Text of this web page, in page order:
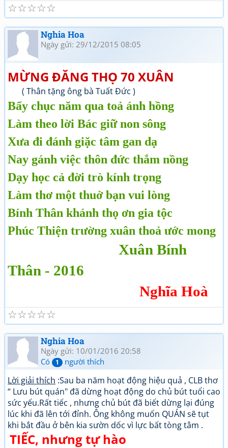
☆
☆
☆
☆
☆
Nghia Hoa
Ngày gửi: 29/12/2015 08:05
MỪNG ĐĂNG THỌ 70 XUÂN
( Thân tặng ông bà Tuất Đức )
Bẩy chục năm qua toả ánh hồng
Làm theo lời Bác giữ non sông
Xưa đi đánh giặc tâm gan dạ
Nay gánh việc thôn đức thắm nồng
Dạy học cả đời trò kính trọng
Làm thơ một thuở bạn vui lòng
Bính Thân khánh thọ ơn gia tộc
Phúc Thiện trường xuân thoả ước mong
Xuân Bính
Thân - 2016
Nghĩa Hoà
☆
☆
☆
☆
☆
Nghia Hoa
Ngày gửi: 10/01/2016 20:58
Có
1 người thích
Lời giải thích :Sau ba năm hoạt động hiệu quả , CLB thơ
“ Lưu bút quán" đã dừng hoạt động do chủ bút tuổi cao
sức yếu.Rất tiếc , nhưng chủ bút đã biết dừng lại đúng
lúc khi đã lên tới đỉnh. Ông không muốn QUÁN sẽ tụt
khi bắt đầu ở bên kia sườn dốc vì lực bất tòng tâm .
TIẾC, nhưng tự hào